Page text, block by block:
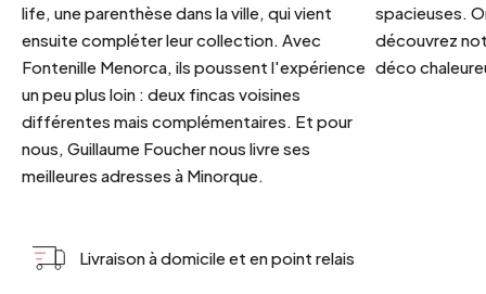
life, une parenthèse dans la ville, qui vient
ensuite compléter leur collection. Avec
Fontenille Menorca, ils poussent l'expérience
un peu plus loin : deux fincas voisines
différentes mais complémentaires. Et pour
nous, Guillaume Foucher nous livre ses
meilleures adresses à Minorque.
spacieuses.
découvrez
déco
Livraison à domicile et en point relais